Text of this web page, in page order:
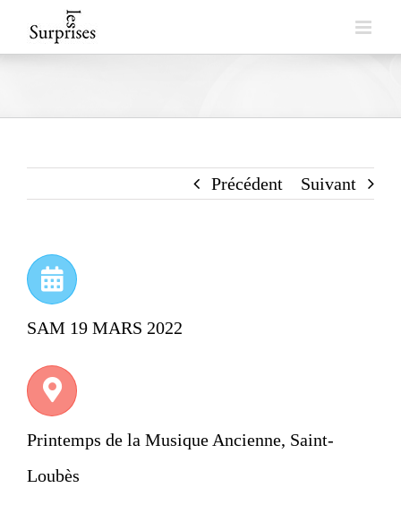
to
Précédent Suivant
SAM 19 MARS 2022
Printemps de la Musique Ancienne, Saint-
Loubès